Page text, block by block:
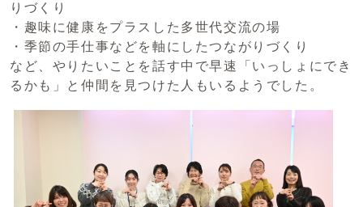
りづくり
・趣味に健康をプラスした多世代交流の場
・季節の手仕事などを軸にしたつながりづくり
など、やりたいことを話す中で早速「いっしょにでき
るかも」と仲間を見つけた人もいるようでした。